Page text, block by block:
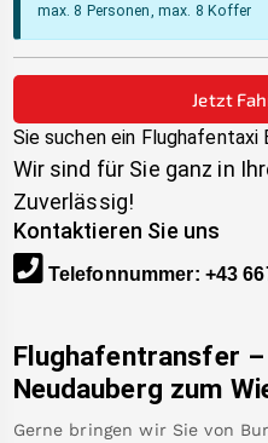
max. 8 Personen, max. 8 Koffer
Jetzt
Sie suchen ein Flughafentaxi
Wir sind für Sie ganz in
Zuverlässig!
Kontaktieren Sie uns
Telefonnummer: +43
Flughafentransfer –
Neudauberg zum
Gerne bringen wir Sie von